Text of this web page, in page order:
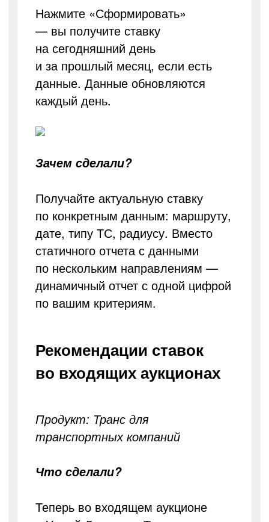
Нажмите «Сформировать»
— вы получите ставку
на сегодняшний день
и за прошлый месяц, если есть
данные. Данные обновляются
каждый день.
Зачем сделали?
Получайте актуальную ставку
по конкретным данным: маршруту,
дате, типу ТС, радиусу. Вместо
статичного отчета с данными
по нескольким направлениям —
динамичный отчет с одной цифрой
по вашим критериям.
Рекомендации ставок
во входящих аукционах
Продукт: Транс для
транспортных компаний
Что сделали?
Теперь во входящем аукционе